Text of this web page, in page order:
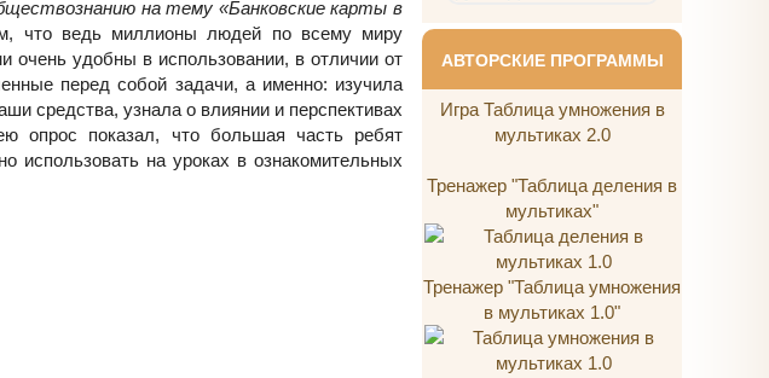
на тему «Банковские карты в
что ведь миллионы людей по всему миру
очень удобны в использовании, в отличии от
перед собой задачи, а именно: изучила
средства, узнала о влиянии и перспективах
опрос показал, что большая часть ребят
использовать на уроках в ознакомительных
АВТОРСКИЕ ПРОГРАММЫ
Игра Таблица умножения в
мультиках 2.0
Тренажер "Таблица деления в
мультиках"
Тренажер "Таблица умножения
в мультиках 1.0"